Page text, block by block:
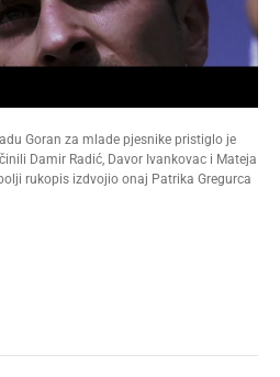
Goran za mlade pjesnike pristiglo je
Damir Radić, Davor Ivankovac i Mateja
rukopis izdvojio onaj Patrika Gregurca